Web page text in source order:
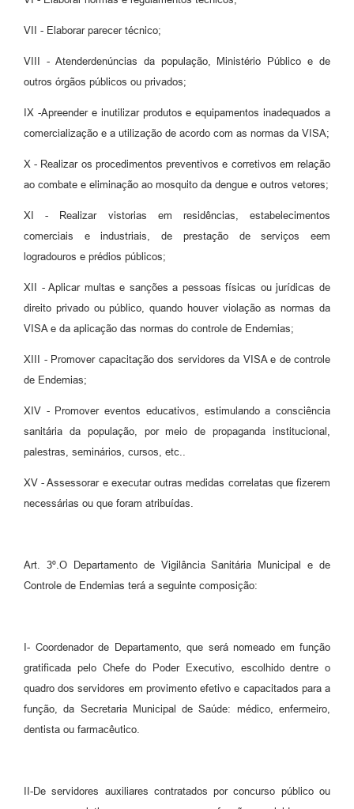
VII - Elaborar parecer técnico;
VIII - Atenderdenúncias da população, Ministério Público e de
outros órgãos públicos ou privados;
IX -Apreender e inutilizar produtos e equipamentos inadequados a
comercialização e a utilização de acordo com as normas da VISA;
X - Realizar os procedimentos preventivos e corretivos em relação
ao combate e eliminação ao mosquito da dengue e outros vetores;
XI - Realizar vistorias em residências, estabelecimentos
comerciais e industriais, de prestação de serviços eem
logradouros e prédios públicos;
XII - Aplicar multas e sanções a pessoas físicas ou jurídicas de
direito privado ou público, quando houver violação as normas da
VISA e da aplicação das normas do controle de Endemias;
XIII - Promover capacitação dos servidores da VISA e de controle
de Endemias;
XIV - Promover eventos educativos, estimulando a consciência
sanitária da população, por meio de propaganda institucional,
palestras, seminários, cursos, etc..
XV - Assessorar e executar outras medidas correlatas que fizerem
necessárias ou que foram atribuídas.
Art. 3º.O Departamento de Vigilância Sanitária Municipal e de
Controle de Endemias terá a seguinte composição:
I- Coordenador de Departamento, que será nomeado em função
gratificada pelo Chefe do Poder Executivo, escolhido dentre o
quadro dos servidores em provimento efetivo e capacitados para a
função, da Secretaria Municipal de Saúde: médico, enfermeiro,
dentista ou farmacêutico.
II-De servidores auxiliares contratados por concurso público ou